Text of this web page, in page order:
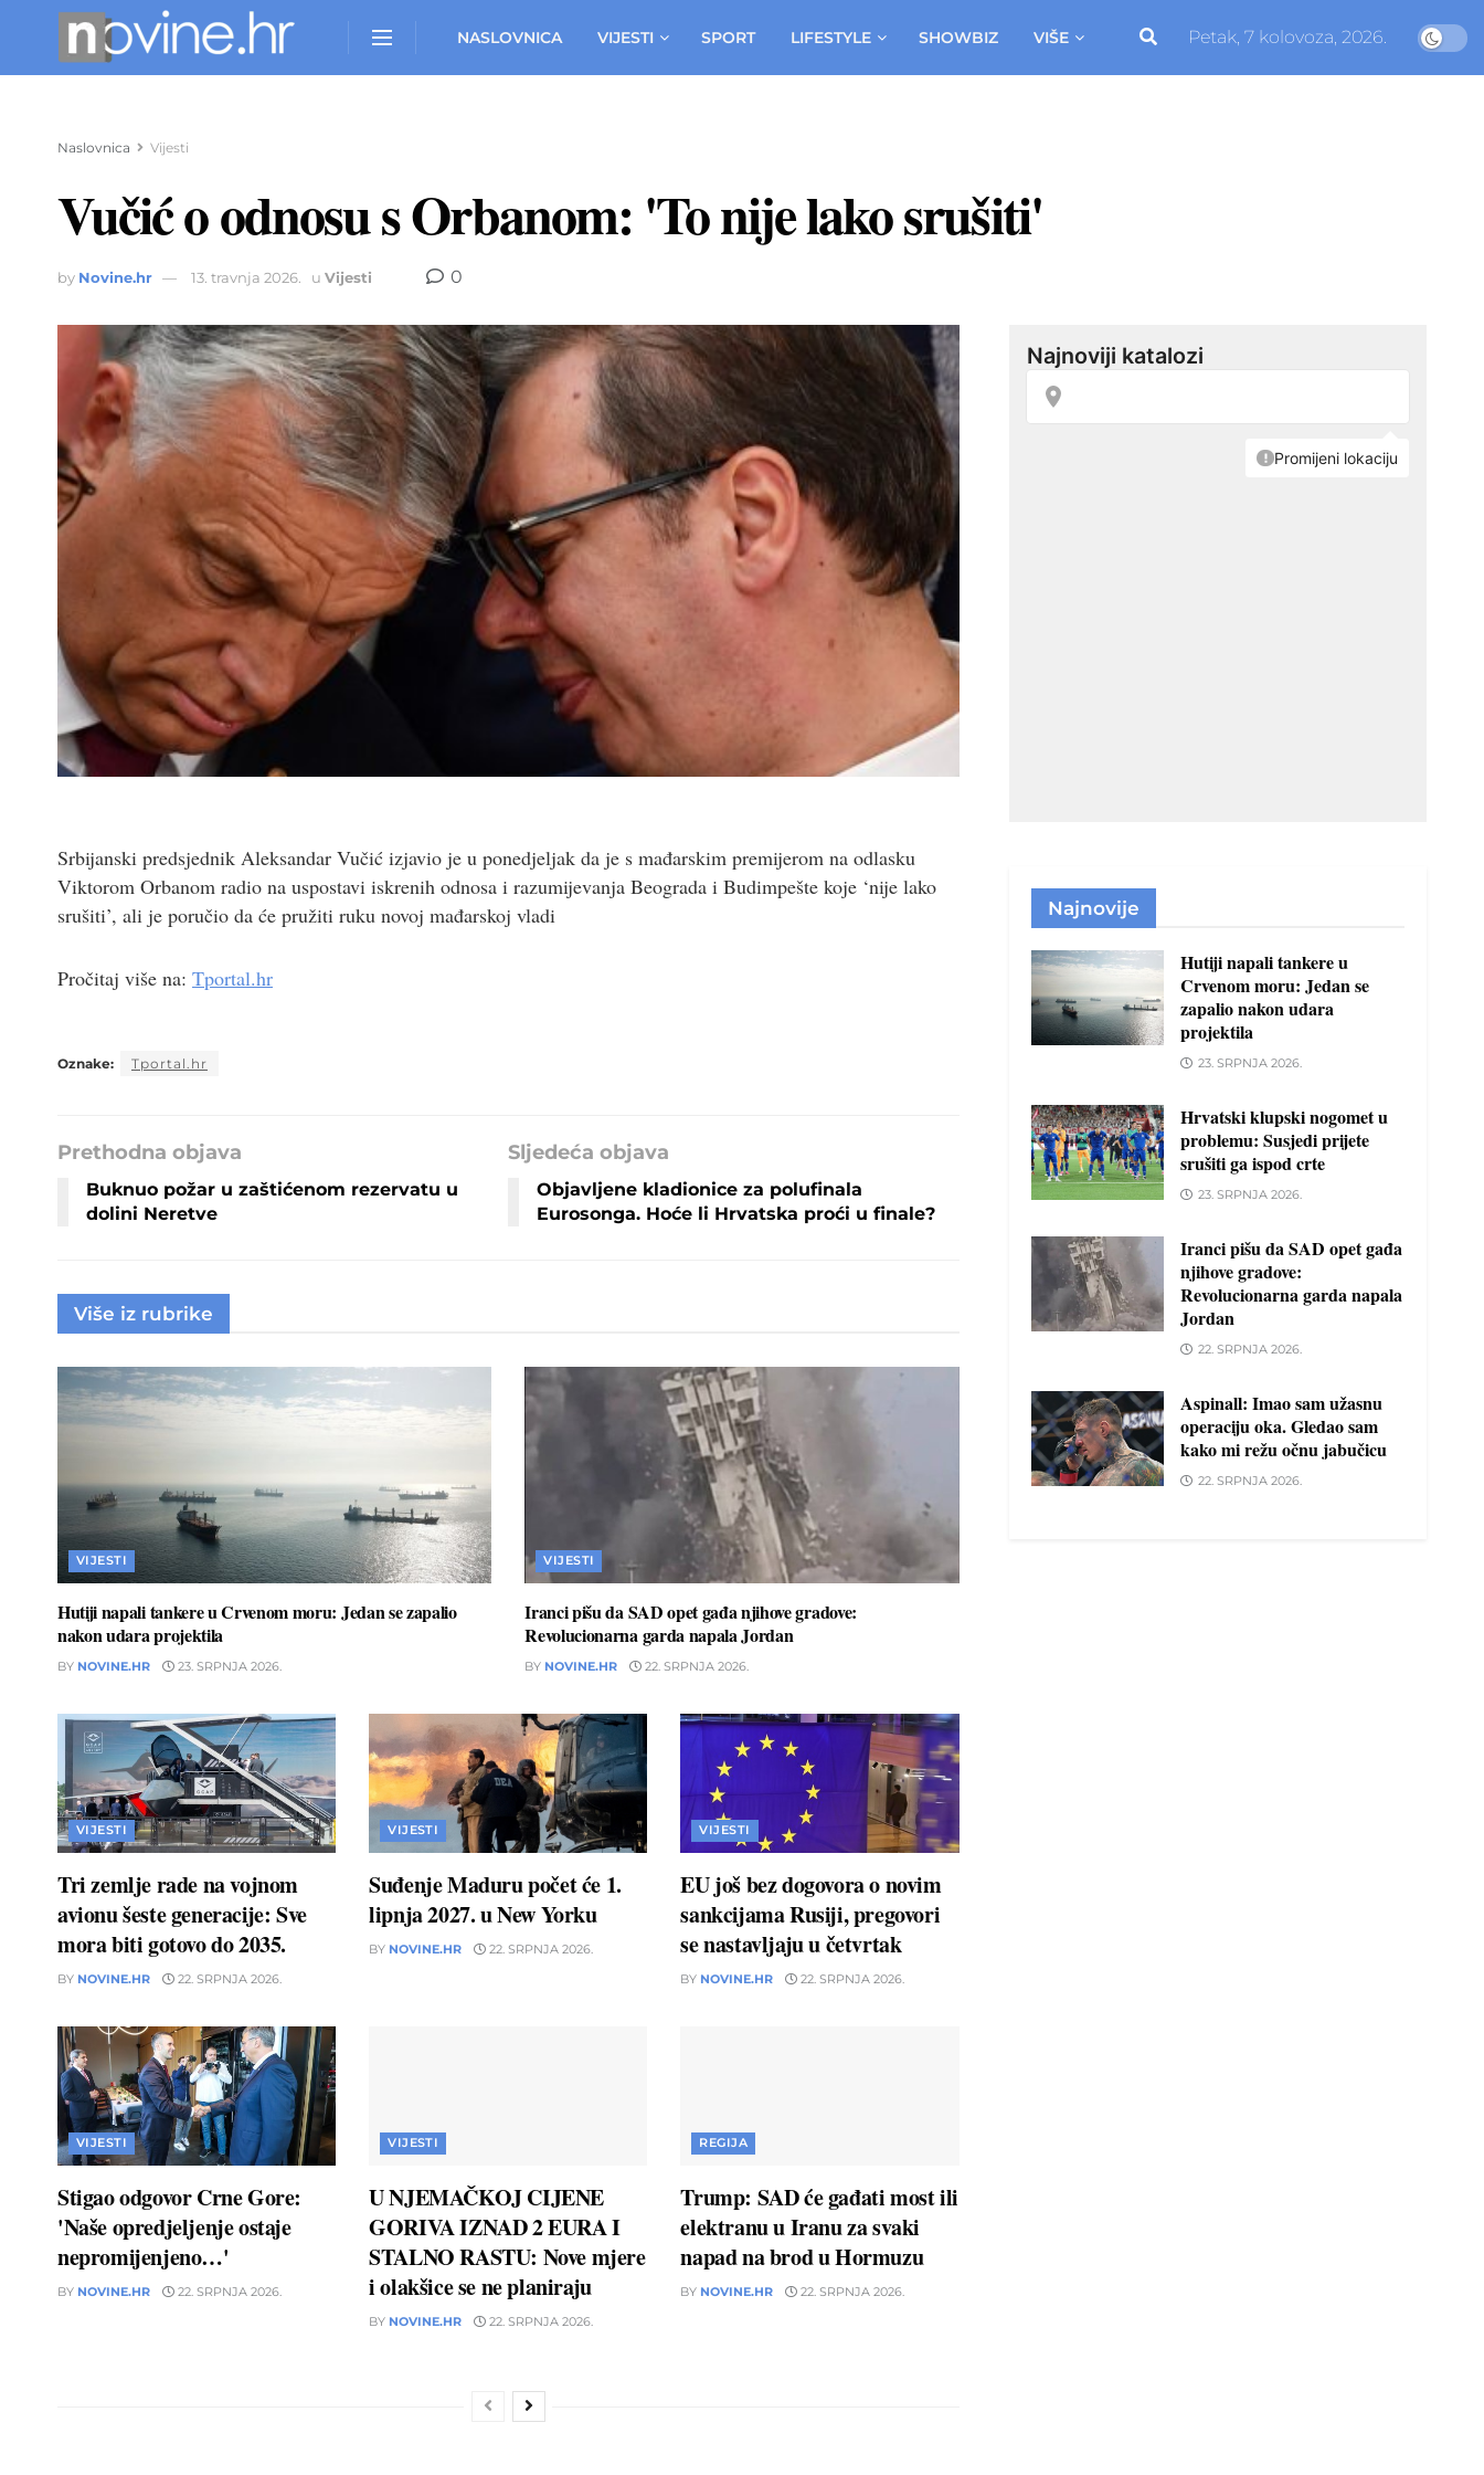
NASLOVNICA VIJESTI SPORT LIFESTYLE SHOWBIZ VIŠE Petak, 7 kolovoza, 2026.
Naslovnica Vijesti
Vučić o odnosu s Orbanom: 'To nije lako srušiti'
by Novine.hr 13. travnja 2026. u Vijesti 0
Srbijanski predsjednik Aleksandar Vučić izjavio je u ponedjeljak da je s mađarskim premijerom na odlasku
Viktorom Orbanom radio na uspostavi iskrenih odnosa i razumijevanja Beograda i Budimpešte koje ‘nije lako
srušiti’, ali je poručio da će pružiti ruku novoj mađarskoj vladi
Pročitaj više na: Tportal.hr
Oznake: Tportal.hr
Prethodna objava
Buknuo požar u zaštićenom rezervatu u
dolini Neretve
Sljedeća objava
Objavljene kladionice za polufinala
Eurosonga. Hoće li Hrvatska proći u finale?
Više iz rubrike
VIJESTI
Hutiji napali tankere u Crvenom moru: Jedan se zapalio
nakon udara projektila
BY NOVINE.HR 23. SRPNJA 2026.
VIJESTI
Iranci pišu da SAD opet gađa njihove gradove:
Revolucionarna garda napala Jordan
BY NOVINE.HR 22. SRPNJA 2026.
VIJESTI
Tri zemlje rade na vojnom
avionu šeste generacije: Sve
mora biti gotovo do 2035.
BY NOVINE.HR 22. SRPNJA 2026.
VIJESTI
Suđenje Maduru počet će 1.
lipnja 2027. u New Yorku
BY NOVINE.HR 22. SRPNJA 2026.
VIJESTI
EU još bez dogovora o novim
sankcijama Rusiji, pregovori
se nastavljaju u četvrtak
BY NOVINE.HR 22. SRPNJA 2026.
VIJESTI
Stigao odgovor Crne Gore:
'Naše opredjeljenje ostaje
nepromijenjeno…'
BY NOVINE.HR 22. SRPNJA 2026.
VIJESTI
U NJEMAČKOJ CIJENE
GORIVA IZNAD 2 EURA I
STALNO RASTU: Nove mjere
i olakšice se ne planiraju
BY NOVINE.HR 22. SRPNJA 2026.
REGIJA
Trump: SAD će gađati most ili
elektranu u Iranu za svaki
napad na brod u Hormuzu
BY NOVINE.HR 22. SRPNJA 2026.
Najnovije
Hutiji napali tankere u
Crvenom moru: Jedan se
zapalio nakon udara
projektila
23. SRPNJA 2026.
Hrvatski klupski nogomet u
problemu: Susjedi prijete
srušiti ga ispod crte
23. SRPNJA 2026.
Iranci pišu da SAD opet gađa
njihove gradove:
Revolucionarna garda napala
Jordan
22. SRPNJA 2026.
Aspinall: Imao sam užasnu
operaciju oka. Gledao sam
kako mi režu očnu jabučicu
22. SRPNJA 2026.